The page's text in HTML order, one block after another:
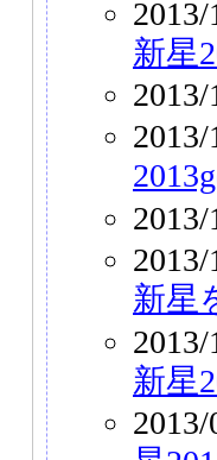
新星
新星
新星